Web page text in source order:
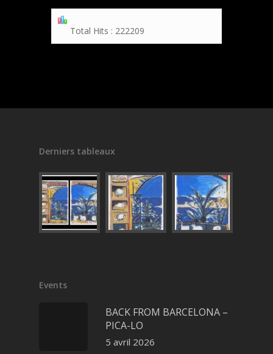
Total Hits : 222209
Derniers tableaux
Events
BACK FROM BARCELONA –
PICA-LO
5 avril 2026